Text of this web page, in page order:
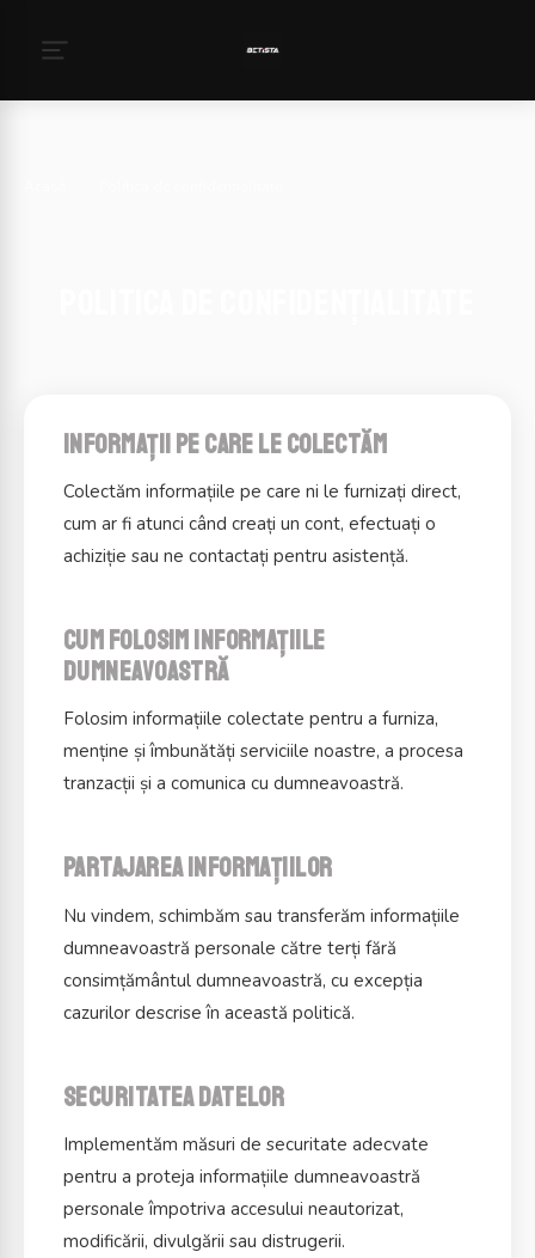
Informații pe care le colectăm
Colectăm informațiile pe care ni le furnizați direct,
cum ar fi atunci când creați un cont, efectuați o
achiziție sau ne contactați pentru asistență.
Cum folosim informațiile
dumneavoastră
Folosim informațiile colectate pentru a furniza,
menține și îmbunătăți serviciile noastre, a procesa
tranzacții și a comunica cu dumneavoastră.
Partajarea informațiilor
Nu vindem, schimbăm sau transferăm informațiile
dumneavoastră personale către terți fără
consimțământul dumneavoastră, cu excepția
cazurilor descrise în această politică.
Securitatea datelor
Implementăm măsuri de securitate adecvate
pentru a proteja informațiile dumneavoastră
personale împotriva accesului neautorizat,
modificării, divulgării sau distrugerii.